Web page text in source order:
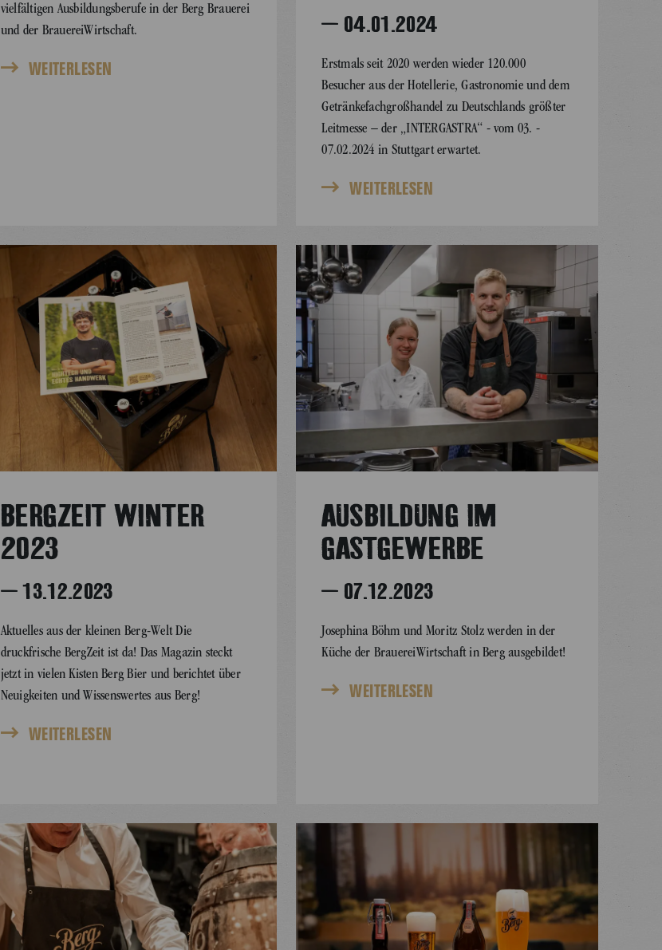
vielfältigen Ausbildungsberufe in der Berg Brauerei
und der BrauereiWirtschaft.
WEITERLESEN
– 04.01.2024
Erstmals seit 2020 werden wieder 120.000
Besucher aus der Hotellerie, Gastronomie und dem
Getränkefachgroßhandel zu Deutschlands größter
Leitmesse – der „INTERGASTRA“ - vom 03. -
07.02.2024 in Stuttgart erwartet.
WEITERLESEN
BERGZEIT WINTER
2023
– 13.12.2023
Aktuelles aus der kleinen Berg-Welt Die
druckfrische BergZeit ist da! Das Magazin steckt
jetzt in vielen Kisten Berg Bier und berichtet über
Neuigkeiten und Wissenswertes aus Berg!
WEITERLESEN
AUSBILDUNG IM
GASTGEWERBE
– 07.12.2023
Josephina Böhm und Moritz Stolz werden in der
Küche der BrauereiWirtschaft in Berg ausgebildet!
WEITERLESEN